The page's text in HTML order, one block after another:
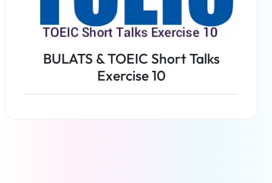
BULATS & TOEIC Short Talks
Exercise 10